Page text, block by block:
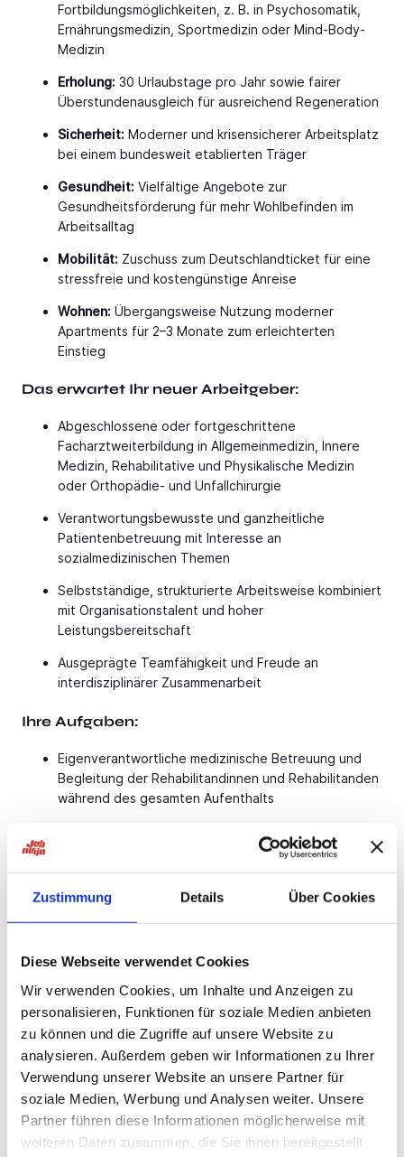
Zustimmung Details Über Cookies
Diese Webseite verwendet Cookies
Wir verwenden Cookies, um Inhalte und Anzeigen zu
personalisieren, Funktionen für soziale Medien anbieten
zu können und die Zugriffe auf unsere Website zu
analysieren. Außerdem geben wir Informationen zu Ihrer
Verwendung unserer Website an unsere Partner für
soziale Medien, Werbung und Analysen weiter. Unsere
Partner führen diese Informationen möglicherweise mit
weiteren Daten zusammen, die Sie ihnen bereitgestellt
Fortbildungsmöglichkeiten, z. B. in Psychosomatik,
Ernährungsmedizin, Sportmedizin oder Mind-Body-
Medizin
Erholung: 30 Urlaubstage pro Jahr sowie fairer
Überstundenausgleich für ausreichend Regeneration
Sicherheit: Moderner und krisensicherer Arbeitsplatz
bei einem bundesweit etablierten Träger
Gesundheit: Vielfältige Angebote zur
Gesundheitsförderung für mehr Wohlbefinden im
Arbeitsalltag
Mobilität: Zuschuss zum Deutschlandticket für eine
stressfreie und kostengünstige Anreise
Wohnen: Übergangsweise Nutzung moderner
Apartments für 2–3 Monate zum erleichterten
Einstieg
Das erwartet Ihr neuer Arbeitgeber:
Abgeschlossene oder fortgeschrittene
Facharztweiterbildung in Allgemeinmedizin, Innere
Medizin, Rehabilitative und Physikalische Medizin
oder Orthopädie- und Unfallchirurgie
Verantwortungsbewusste und ganzheitliche
Patientenbetreuung mit Interesse an
sozialmedizinischen Themen
Selbstständige, strukturierte Arbeitsweise kombiniert
mit Organisationstalent und hoher
Leistungsbereitschaft
Ausgeprägte Teamfähigkeit und Freude an
interdisziplinärer Zusammenarbeit
Ihre Aufgaben:
Eigenverantwortliche medizinische Betreuung und
Begleitung der Rehabilitandinnen und Rehabilitanden
während des gesamten Aufenthalts
Abschlussuntersuchungen unter Berücksichtigung
sozialmedizinischer Aspekte
Erstellung individueller, bedarfsgerechter
Therapiepläne und Koordination der ambulanten
gesamten Rehabilitationsverlaufs gemäß den
Vorgaben der Deutschen Rentenversicherung
Jetzt bewerben!
1. Senden Sie uns Ihren Lebenslauf zu
Website:Jetzt bewerben!